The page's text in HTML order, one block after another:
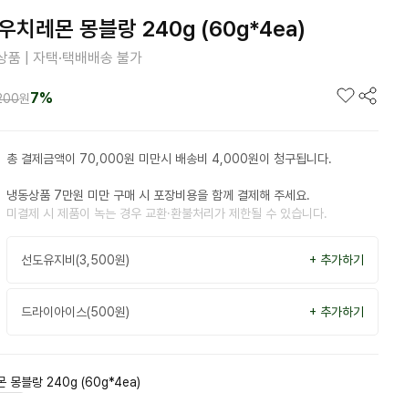
치레몬 몽블랑 240g (60g*4ea)
품 | 자택·택배배송 불가
원7%
총 결제금액이 70,000원 미만시 배송비 4,000원이 청구됩니다.
냉동상품 7만원 미만 구매 시 포장비용을 함께 결제해 주세요.
미결제 시 제품이 녹는 경우 교환·환불처리가 제한될 수 있습니다.
선도유지비(3,500원) + 추가하기
드라이아이스(500원) + 추가하기
몽블랑 240g (60g*4ea)